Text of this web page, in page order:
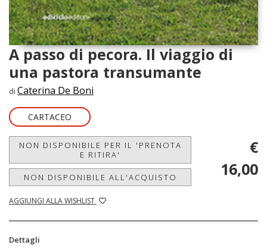
A passo di pecora. Il viaggio di
una pastora transumante
di Caterina De Boni
CARTACEO
NON DISPONIBILE PER IL 'PRENOTA
E RITIRA'
NON DISPONIBILE ALL'ACQUISTO
AGGIUNGI ALLA WISHLIST
€
16,00
Dettagli